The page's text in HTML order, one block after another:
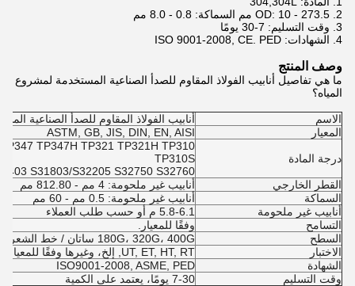
2. OD: 10 - 273.5 مم السماكة: 0.8 - 8.0 مم
3. وقت التسليم: 7-30 يومًا
4. الشهادات: ISO 9001-2008, CE. PED
وصف المنتج
ما هي تفاصيل أنابيب الفولاذ المقاوم للصدأ الصناعية المستخدمة لمشروع
المياه؟
الاسم
أنابيب الفولاذ المقاوم للصدأ الصناعية
المعيار
ASTM, GB, JIS, DIN, EN, AISI
درجة المادة
TP347H TP321 TP321H TP310
TP310S
S31803/S32205 S32750 S32760
القطر الخارجي
أنابيب غير ملحومة: 4 مم - 812.80 مم
السماكة
أنابيب غير ملحومة: 0.5 مم - 60 مم
أنابيب غير ملحومة
5.8-6.1 م أو حسب طلب العملاء
التسامح
وفقًا للمعيار.
السطح
180G، 320G، 400G ساتان / خط الشعر 400G، 500G، 600G أو 800G مرآة
الاختبار
UT, ET, HT, RT, إلخ، وغيرها وفقًا للمعيار، أو حسب طلبات العملاء
الشهادة
ISO9001-2008, ASME, PED
وقت التسليم
7-30 يومًا، يعتمد على الكمية